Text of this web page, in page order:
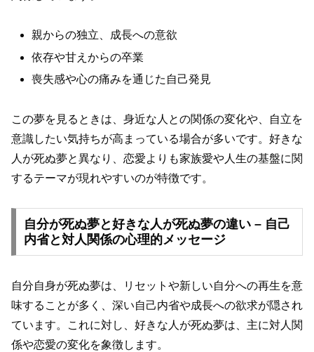
親からの独立、成長への意欲
依存や甘えからの卒業
喪失感や心の痛みを通じた自己発見
この夢を見るときは、身近な人との関係の変化や、自立を
意識したい気持ちが高まっている場合が多いです。好きな
人が死ぬ夢と異なり、恋愛よりも家族愛や人生の基盤に関
するテーマが現れやすいのが特徴です。
自分が死ぬ夢と好きな人が死ぬ夢の違い – 自己
内省と対人関係の心理的メッセージ
自分自身が死ぬ夢は、リセットや新しい自分への再生を意
味することが多く、深い自己内省や成長への欲求が隠され
ています。これに対し、好きな人が死ぬ夢は、主に対人関
係や恋愛の変化を象徴します。